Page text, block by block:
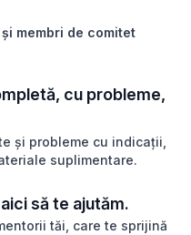
membri de comitet
cu probleme,
și probleme cu indicații,
suplimentare.
să te ajutăm.
tăi, care te sprijină